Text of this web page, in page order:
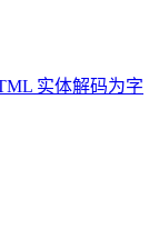
实体解码为字